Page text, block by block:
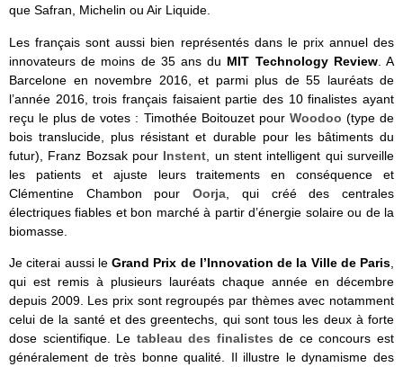
que Safran, Michelin ou Air Liquide.
Les français sont aussi bien représentés dans le prix annuel des
innovateurs de moins de 35 ans du MIT Technology Review. A
Barcelone en novembre 2016, et parmi plus de 55 lauréats de
l’année 2016, trois français faisaient partie des 10 finalistes ayant
reçu le plus de votes : Timothée Boitouzet pour Woodoo (type de
bois translucide, plus résistant et durable pour les bâtiments du
futur), Franz Bozsak pour Instent , un stent intelligent qui surveille
les patients et ajuste leurs traitements en conséquence et
Clémentine Chambon pourOorja , qui créé des centrales
électriques fiables et bon marché à partir d’énergie solaire ou de la
biomasse.
Je citerai aussi le Grand Prix de l’Innovation de la Ville de Paris
qui est remis à plusieurs lauréats chaque année en décembre
depuis 2009. Les prix sont regroupés par thèmes avec notamment
celui de la santé et des greentechs, qui sont tous les deux à forte
dose scientifique. Le tableau des finalistes de ce concours est
généralement de très bonne qualité. Il illustre le dynamisme des